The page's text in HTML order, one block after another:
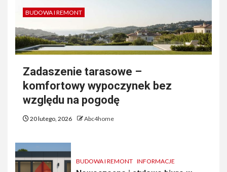
BUDOWA I REMONT
Zadaszenie tarasowe –
komfortowy wypoczynek bez
względu na pogodę
20 lutego, 2026 Abc4home
BUDOWA I REMONT INFORMACJE